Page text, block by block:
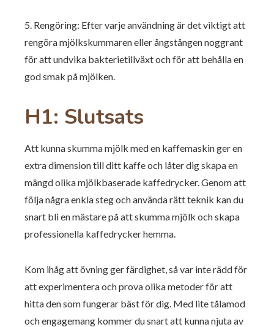
5. Rengöring: Efter varje användning är det viktigt att
rengöra mjölkskummaren eller ångstången noggrant
för att undvika bakterietillväxt och för att behålla en
god smak på mjölken.
H1: Slutsats
Att kunna skumma mjölk med en kaffemaskin ger en
extra dimension till ditt kaffe och låter dig skapa en
mängd olika mjölkbaserade kaffedrycker. Genom att
följa några enkla steg och använda rätt teknik kan du
snart bli en mästare på att skumma mjölk och skapa
professionella kaffedrycker hemma.
Kom ihåg att övning ger färdighet, så var inte rädd för
att experimentera och prova olika metoder för att
hitta den som fungerar bäst för dig. Med lite tålamod
och engagemang kommer du snart att kunna njuta av